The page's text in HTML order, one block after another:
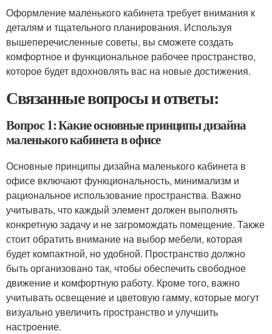
Оформление маленького кабинета требует внимания к
деталям и тщательного планирования. Используя
вышеперечисленные советы, вы сможете создать
комфортное и функциональное рабочее пространство,
которое будет вдохновлять вас на новые достижения.
Связанные вопросы и ответы:
Вопрос 1: Какие основные принципы дизайна
маленького кабинета в офисе
Основные принципы дизайна маленького кабинета в
офисе включают функциональность, минимализм и
рациональное использование пространства. Важно
учитывать, что каждый элемент должен выполнять
конкретную задачу и не загромождать помещение. Также
стоит обратить внимание на выбор мебели, которая
будет компактной, но удобной. Пространство должно
быть организовано так, чтобы обеспечить свободное
движение и комфортную работу. Кроме того, важно
учитывать освещение и цветовую гамму, которые могут
визуально увеличить пространство и улучшить
настроение.